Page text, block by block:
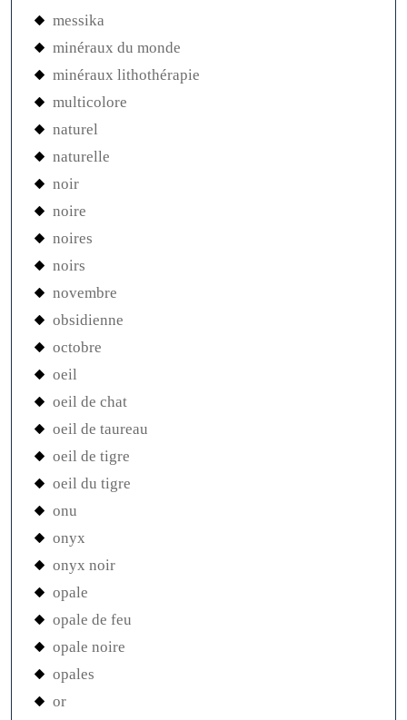
messika
minéraux du monde
minéraux lithothérapie
multicolore
naturel
naturelle
noir
noire
noires
noirs
novembre
obsidienne
octobre
oeil
oeil de chat
oeil de taureau
oeil de tigre
oeil du tigre
onu
onyx
onyx noir
opale
opale de feu
opale noire
opales
or